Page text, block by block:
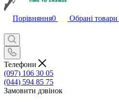
Порівняння0 Обрані товари
Телефони
(097) 106 30 05
(044) 594 85 75
Замовити дзвінок